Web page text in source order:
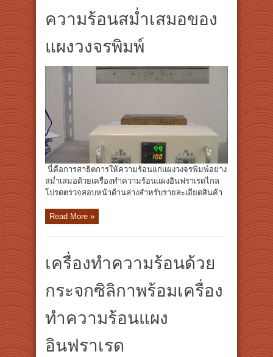
ความร้อนสม่ำเสมอของ
แผงวงจรพิมพ์
นี่คือการสาธิตการให้ความร้อนแก่แผงวงจรพิมพ์อย่าง
สม่ำเสมอด้วยเครื่องทำความร้อนแผงอินฟราเรดไกล
โปรดตรวจสอบหน้าด้านล่างสำหรับรายละเอียดสินค้า
Read More »
เครื่องทำความร้อนด้วย
กระจกซิลิกาพร้อมเครื่อง
ทำความร้อนแผง
อินฟราเรด